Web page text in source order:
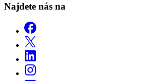
Najdete nás na